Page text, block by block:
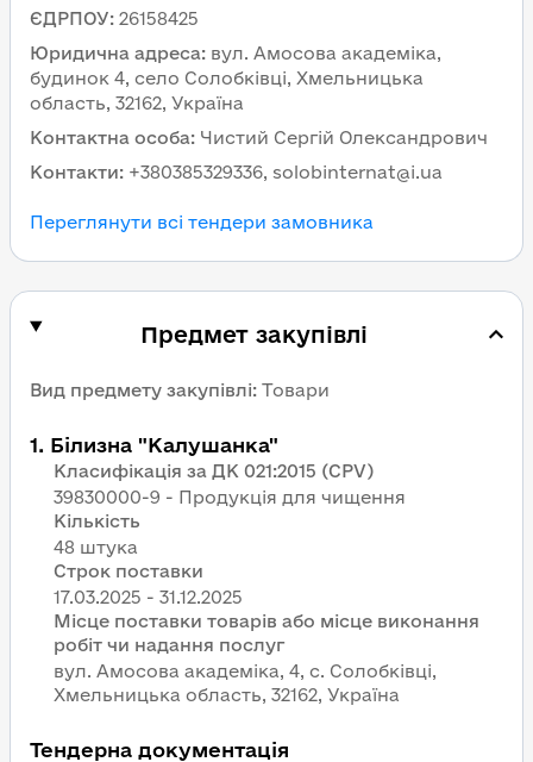
ЄДРПОУ: 26158425
Юридична адреса: вул. Амосова академіка,
будинок 4, село Солобківці, Хмельницька
область, 32162, Україна
Контактна особа: Чистий Сергій Олександрович
Контакти: +380385329336, solobinternat@i.ua
Переглянути всі тендери замовника
Предмет закупівлі
Вид предмету закупівлі: Товари
1. Білизна "Калушанка"
Класифікація за ДК 021:2015 (CPV)
39830000-9 - Продукція для чищення
Кількість
48 штука
Строк поставки
Місце поставки товарів або місце виконання
робіт чи надання послуг
вул. Амосова академіка, 4, с. Солобківці,
Хмельницька область, 32162, Україна
Тендерна документація